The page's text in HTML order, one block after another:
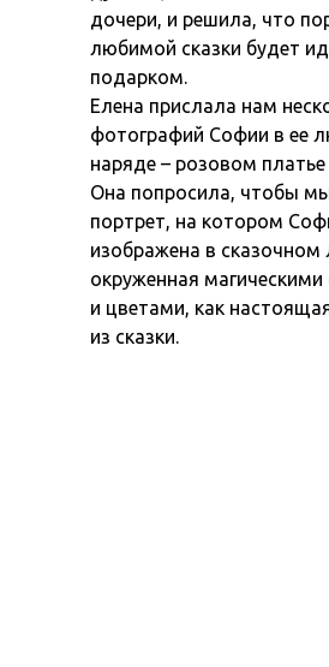
дочери, и решила, что
любимой сказки будет
подарком.
Елена прислала нам
фотографий Софии в ее
наряде – розовом
Она попросила, чтобы
портрет, на котором
изображена в сказочном
окруженная
и цветами, как
из сказки.